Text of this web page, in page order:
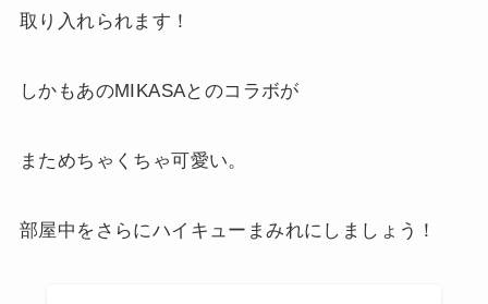
取り入れられます！
しかもあのMIKASAとのコラボが
まためちゃくちゃ可愛い。
部屋中をさらにハイキューまみれにしましょう！